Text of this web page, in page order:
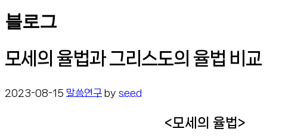
블로그
모세의 율법과 그리스도의 율법 비교
2023-08-15 말씀연구 by seed
<모세의 율